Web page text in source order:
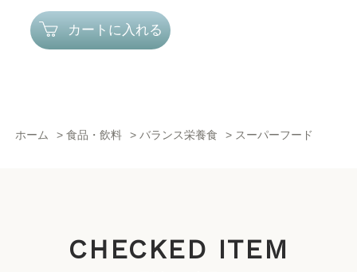
カートに入れる
ホーム >食品・飲料 >バランス栄養食 > スーパーフード
CHECKED ITEM